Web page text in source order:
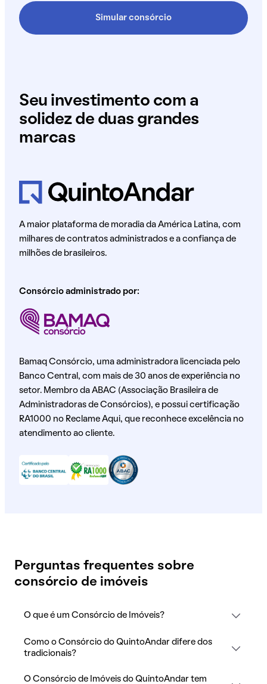
Simular consórcio
Seu investimento com a
solidez de duas grandes
marcas
A maior plataforma de moradia da América Latina, com
milhares de contratos administrados e a confiança de
milhões de brasileiros.
Consórcio administrado por:
Bamaq Consórcio, uma administradora licenciada pelo
Banco Central, com mais de 30 anos de experiência no
setor. Membro da ABAC (Associação Brasileira de
Administradoras de Consórcios), e possui certificação
RA1000 no Reclame Aqui, que reconhece excelência no
atendimento ao cliente.
Perguntas frequentes sobre
consórcio de imóveis
O que é um Consórcio de Imóveis?
Como o Consórcio do QuintoAndar difere dos
tradicionais?
O Consórcio de Imóveis do QuintoAndar tem